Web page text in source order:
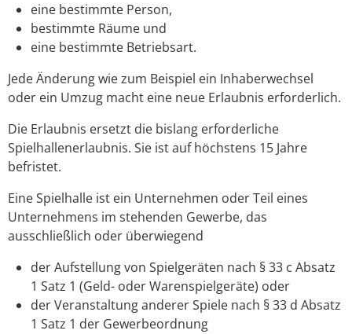
eine bestimmte Person,
bestimmte Räume und
eine bestimmte Betriebsart.
Jede Änderung wie zum Beispiel ein Inhaberwechsel
oder ein Umzug macht eine neue Erlaubnis erforderlich.
Die Erlaubnis ersetzt die bislang erforderliche
Spielhallenerlaubnis. Sie ist auf höchstens 15 Jahre
befristet.
Eine Spielhalle ist ein Unternehmen oder Teil eines
Unternehmens im stehenden Gewerbe, das
ausschließlich oder überwiegend
der Aufstellung von Spielgeräten nach § 33 c Absatz
1 Satz 1 (Geld- oder Warenspielgeräte) oder
der Veranstaltung anderer Spiele nach § 33 d Absatz
1 Satz 1 der Gewerbeordnung